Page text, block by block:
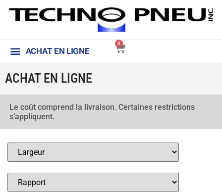
0
ACHAT EN LIGNE
ACHAT EN LIGNE
Le coût comprend la livraison. Certaines restrictions
s’appliquent.